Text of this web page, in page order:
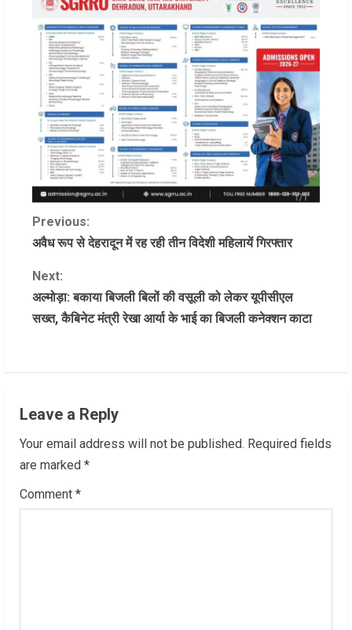
C
n
t
u
e
R
Previous:
अवैध रूप से देहरादून में रह रही तीन विदेशी महिलायें गिरफ्तार
Next:
अल्मोड़ा: बकाया बिजली बिलों की वसूली को लेकर यूपीसीएल
सख्त, कैबिनेट मंत्री रेखा आर्या के भाई का बिजली कनेक्शन काटा
Leave a Reply
Your email address will not be published. Required fields
are marked *
Comment *